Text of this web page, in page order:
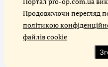
Повне або часткове копіювання
цитування, публікація їх
письмового дозволу редакції
Ми в соцмережах
Продовжуючи перегляд
політикою
файлів cookie